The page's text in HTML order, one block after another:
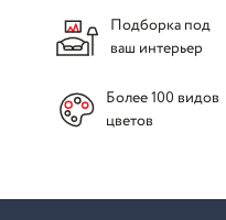
Подборка под
ваш интерьер
Более 100 видов
цветов